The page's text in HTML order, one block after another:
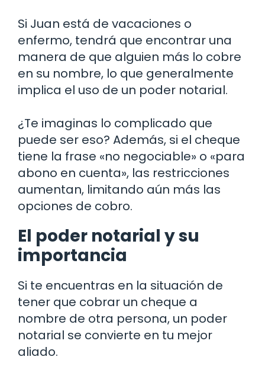
Si Juan está de vacaciones o
enfermo, tendrá que encontrar una
manera de que alguien más lo cobre
en su nombre, lo que generalmente
implica el uso de un poder notarial.
¿Te imaginas lo complicado que
puede ser eso? Además, si el cheque
tiene la frase «no negociable» o «para
abono en cuenta», las restricciones
aumentan, limitando aún más las
opciones de cobro.
El poder notarial y su
importancia
Si te encuentras en la situación de
tener que cobrar un cheque a
nombre de otra persona, un poder
notarial se convierte en tu mejor
aliado.